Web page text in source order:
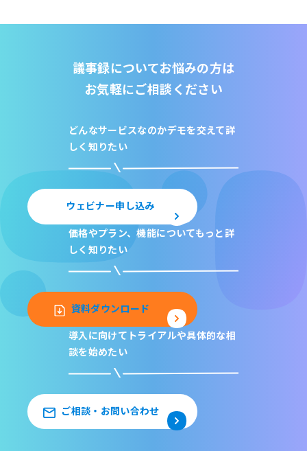
議事録についてお悩みの方は
お気軽にご相談ください
どんなサービスなのかデモを交えて詳
しく知りたい
ウェビナー申し込み
価格やプラン、機能についてもっと詳
しく知りたい
資料ダウンロード
導入に向けてトライアルや具体的な相
談を始めたい
ご相談・お問い合わせ